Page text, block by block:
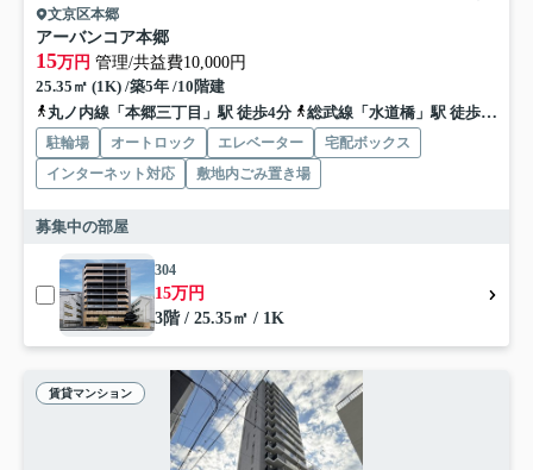
文京区本郷
アーバンコア本郷
15万円 管理/共益費10,000円
25.35㎡ (1K) /築5年 /10階建
丸ノ内線「本郷三丁目」駅 徒歩4分
総武線「水道橋」駅 徒歩9分
駐輪場 オートロック エレベーター
宅配ボックス
インターネット対応
敷地内ごみ置き場
募集中の部屋
304
15万円
3階 / 25.35㎡ / 1K
賃貸マンション